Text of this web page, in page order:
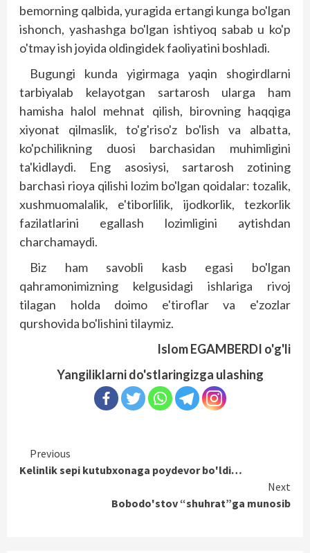
bemorning qalbida, yuragida ertangi kunga bo'lgan
ishonch, yashashga bo'lgan ishtiyoq sabab u ko'p
o'tmay ish joyida oldingidek faoliyatini boshladi.
Bugungi kunda yigirmaga yaqin shogirdlarni
tarbiyalab kelayotgan sartarosh ularga ham
hamisha halol mehnat qilish, birovning haqqiga
xiyonat qilmaslik, to'g'riso'z bo'lish va albatta,
ko'pchilikning duosi barchasidan muhimligini
ta'kidlaydi. Eng asosiysi, sartarosh zotining
barchasi rioya qilishi lozim bo'lgan qoidalar: tozalik,
xushmuomalalik, e'tiborlilik, ijodkorlik, tezkorlik
fazilatlarini egallash lozimligini aytishdan
charchamaydi.
Biz ham savobli kasb egasi bo'lgan
qahramonimizning kelgusidagi ishlariga rivoj
tilagan holda doimo e'tiroflar va e'zozlar
qurshovida bo'lishini tilaymiz.
Islom EGAMBERDI o'g'li
Yangiliklarni do'stlaringizga ulashing
Continue
Reading
Previous
Kelinlik sepi kutubxonaga poydevor bo'ldi…
Next
Bobodo'stov “shuhrat”ga munosib